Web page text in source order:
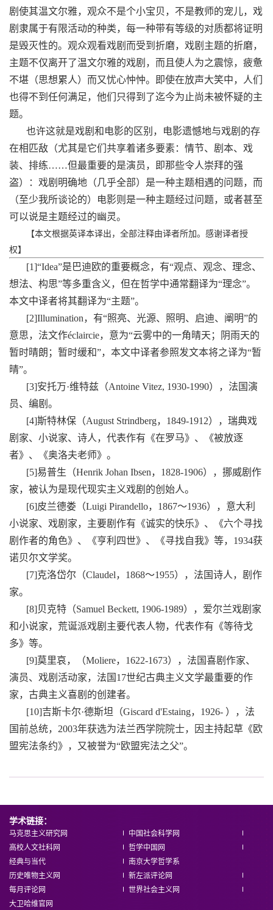
剧使其温文尔雅，观众不是个小宝贝，不是教师的宠儿，戏
剧隶属于有限活动的种类，每一种带有等级的对质都将证明
是毁灭性的。观众观看戏剧而受到折磨，戏剧主题的折磨，
主题不仅离开了温文尔雅的戏剧，而且使人为之震惊，疲惫
不堪（思想累人）而又忧心忡忡。即使在放声大笑中，人们
也得不到任何满足，他们只得到了迄今为止尚未被怀疑的主
题。
也许这就是戏剧和电影的区别，电影遗憾地与戏剧的存
在相匹敌（尤其是它们共享着诸多要素：情节、剧本、戏
装、排练……但最重要的是演员，即那些令人崇拜的强
盗）：戏剧明确地（几乎全部）是一种主题相遇的问题，而
（至少我所谈论的）电影则是一种主题经过问题，或者甚至
可以说是主题经过的幽灵。
【本文根据英译本译出，全部注释由译者所加。感谢译者授
权】
[1]“Idea”是巴迪欧的重要概念，有“观点、观念、理念、
想法、构思”等多重含义，但在哲学中通常翻译为“理念”。
本文中译者将其翻译为“主题”。
[2]Illumination，有“照亮、光源、照明、启迪、阐明”的
意思，法文作éclaircie，意为“云雾中的一角晴天；阴雨天的
暂时晴朗；暂时缓和”，本文中译者参照发文本将之译为“暂
晴”。
[3]安托万·维特兹（Antoine Vitez, 1930-1990），法国演
员、编剧。
[4]斯特林保（August Strindberg，1849-1912），瑞典戏
剧家、小说家、诗人，代表作有《在罗马》、《被放逐
者》、《奥洛夫老师》。
[5]易普生（Henrik Johan Ibsen，1828-1906），挪威剧作
家，被认为是现代现实主义戏剧的创始人。
[6]皮兰德娄（Luigi Pirandello，1867～1936），意大利
小说家、戏剧家，主要剧作有《诚实的快乐》、《六个寻找
剧作者的角色》、《亨利四世》、《寻找自我》等，1934获
诺贝尔文学奖。
[7]克洛岱尔（Claudel，1868～1955），法国诗人，剧作
家。
[8]贝克特（Samuel Beckett, 1906-1989），爱尔兰戏剧家
和小说家，荒诞派戏剧主要代表人物，代表作有《等待戈
多》等。
[9]莫里哀，（Moliere，1622-1673），法国喜剧作家、
演员、戏剧活动家，法国17世纪古典主义文学最重要的作
家，古典主义喜剧的创建者。
[10]吉斯卡尔·德斯坦（Giscard d'Estaing，1926- ），法
国前总统，2003年获选为法兰西学院院士，因主持起草《欧
盟宪法条约》，又被誉为“欧盟宪法之父”。
学术链接：
马克思主义研究网
中国社会科学网
高校人文社科网
哲学中国网
经典与当代
南京大学哲学系
历史唯物主义网
新左派评论网
每月评论网
世界社会主义网
大卫哈维官网